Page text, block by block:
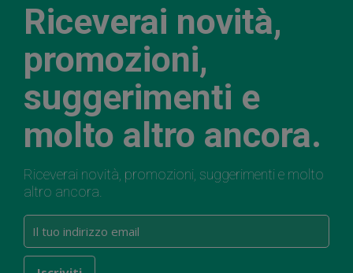
Riceverai novità,
promozioni,
suggerimenti e
molto altro ancora.
Riceverai novità, promozioni, suggerimenti e molto
altro ancora.